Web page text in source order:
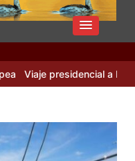
Viaje presidencial a Rusia y